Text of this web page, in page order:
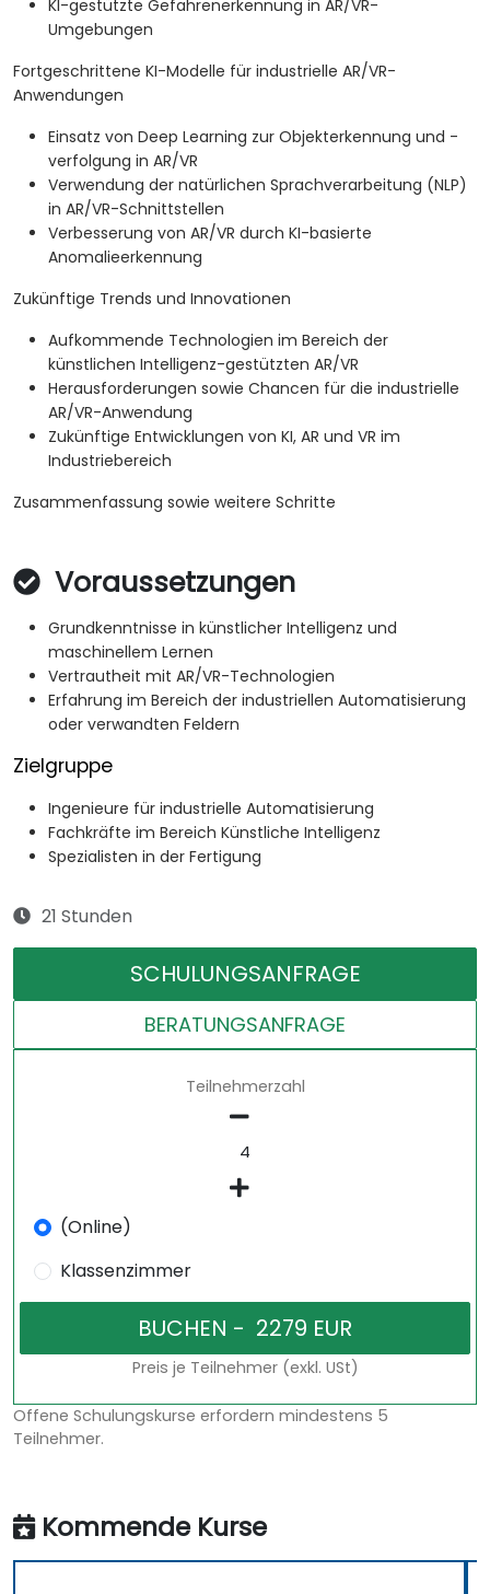
KI-gestützte Gefahrenerkennung in AR/VR-
Umgebungen
Fortgeschrittene KI-Modelle für industrielle AR/VR-
Anwendungen
Einsatz von Deep Learning zur Objekterkennung und -
verfolgung in AR/VR
Verwendung der natürlichen Sprachverarbeitung (NLP)
in AR/VR-Schnittstellen
Verbesserung von AR/VR durch KI-basierte
Anomalieerkennung
Zukünftige Trends und Innovationen
Aufkommende Technologien im Bereich der
künstlichen Intelligenz-gestützten AR/VR
Herausforderungen sowie Chancen für die industrielle
AR/VR-Anwendung
Zukünftige Entwicklungen von KI, AR und VR im
Industriebereich
Zusammenfassung sowie weitere Schritte
Voraussetzungen
Grundkenntnisse in künstlicher Intelligenz und
maschinellem Lernen
Vertrautheit mit AR/VR-Technologien
Erfahrung im Bereich der industriellen Automatisierung
oder verwandten Feldern
Zielgruppe
Ingenieure für industrielle Automatisierung
Fachkräfte im Bereich Künstliche Intelligenz
Spezialisten in der Fertigung
21 Stunden
SCHULUNGSANFRAGE
BERATUNGSANFRAGE
Teilnehmerzahl
(Online)
Klassenzimmer
Preis je Teilnehmer (exkl. USt)
Offene Schulungskurse erfordern mindestens 5
Teilnehmer.
Kommende Kurse